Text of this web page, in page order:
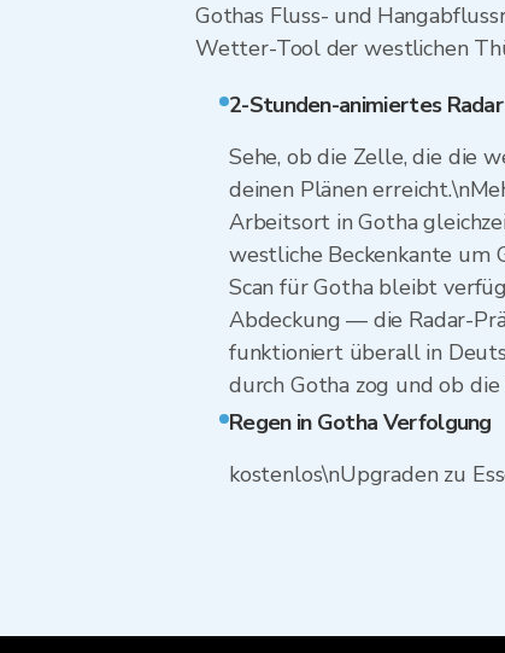
Gothas Fluss- und
Wetter-Tool der westlichen
2-Stunden-animiertes Radar
Sehe, ob die Zelle, die die
deinen Plänen
Arbeitsort in Gotha
westliche Beckenkante
Scan für Gotha bleibt
Abdeckung — die Radar-
funktioniert überall in
durch Gotha zog und ob
Regen in Gotha Verfolgung
kostenlos\nUpgraden zu